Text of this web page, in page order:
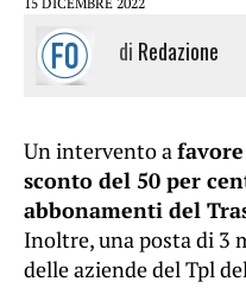
di Redazione
Un intervento a
sconto del 50 per
abbonamenti del
Inoltre, una posta di 3
delle aziende del Tpl